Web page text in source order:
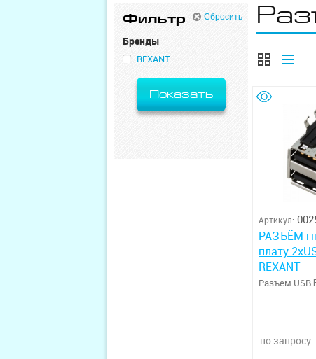
Фильтр Сбросить
Бренды
REXANT
Показать
Артикул:
РАЗЪЁМ
плату
REXANT
Разъем USB
по запросу